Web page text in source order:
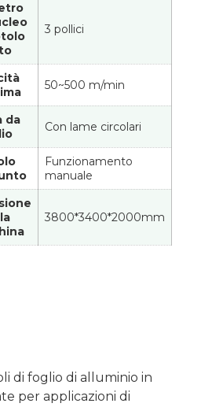
3 pollici
50~500 m/min
da
Con lame circolari
Funzionamento
manuale
3800*3400*2000mm
di foglio di alluminio in
per applicazioni di